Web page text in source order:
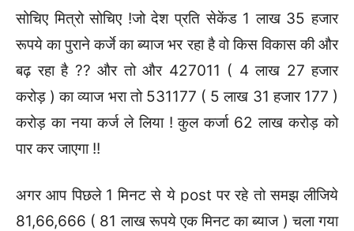
सोचिए मित्रो सोचिए !जो देश प्रति सेकेंड 1 लाख 35 हजार
रूपये का पुराने कर्जे का ब्याज भर रहा है वो किस विकास की और
बढ़ रहा है ?? और तो और 427011 ( 4 लाख 27 हजार
करोड़ ) का व्याज भरा तो 531177 ( 5 लाख 31 हजार 177 )
करोड़ का नया कर्ज ले लिया ! कुल कर्जा 62 लाख करोड़ को
पार कर जाएगा !!
अगर आप पिछले 1 मिनट से ये post पर रहे तो समझ लीजिये
81,66,666 ( 81 लाख रूपये एक मिनट का ब्याज ) चला गया